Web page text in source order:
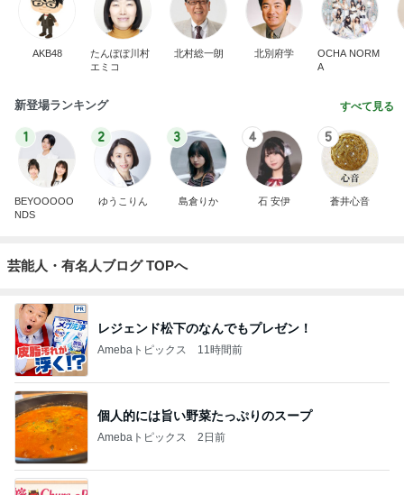
AKB48
たんぽぽ川村
エミコ
北村総一朗 北別府学
OCHA NORM
A
新登場ランキング すべて見る
1
BEYOOOOO
NDS
2
ゆうこりん
3
島倉りか
4
石 安伊
5
蒼井心音
芸能人・有名人ブログ TOPへ
レジェンド松下のなんでもプレゼン！
Amebaトピックス 11時間前
個人的には旨い野菜たっぷりのスープ
Amebaトピックス 2日前